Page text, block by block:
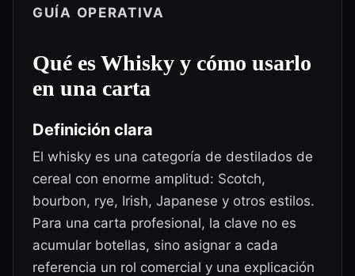
GUÍA OPERATIVA
Qué esWhisky y cómo usarlo
en una carta
Definición clara
El whisky es una categoría de destilados de
cereal con enorme amplitud: Scotch,
bourbon, rye, Irish, Japanese y otros estilos.
Para una carta profesional, la clave no es
acumular botellas, sino asignar a cada
referencia un rol comercial y una explicación